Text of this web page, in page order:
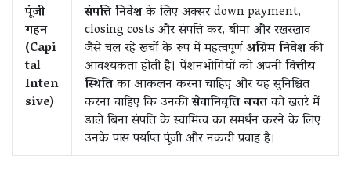
पूंजी
गहन
(Capi
tal
Inten
sive)
संपत्ति निवेशके लिए अक्सर down payment,
closing costs और संपत्ति कर, बीमा और रखरखाव
जैसे चल रहे खर्चों के रूप में महत्वपूर्णअग्रिम निवेशकी
आवश्यकता होती है। पेंशनभोगियों को अपनीवित्तीय
स्थितिका आकलन करना चाहिए और यह सुनिश्चित
करना चाहिए कि उनकीसेवानिवृत्ति बचतको खतरे में
डाले बिना संपत्ति के स्वामित्व का समर्थन करने के लिए
उनके पास पर्याप्त पूंजी और नकदी प्रवाह है।